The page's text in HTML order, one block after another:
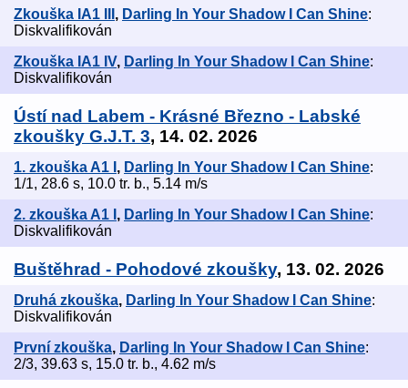
Zkouška IA1 III , Darling In Your Shadow I Can Shine:
Diskvalifikován
Zkouška IA1 IV, Darling In Your Shadow I Can Shine:
Diskvalifikován
Ústí nad Labem - Krásné Březno - Labské
zkoušky G.J.T. 3, 14. 02. 2026
1. zkouška A1 I , Darling In Your Shadow I Can Shine:
1/1, 28.6 s, 10.0 tr. b., 5.14 m/s
2. zkouška A1 I , Darling In Your Shadow I Can Shine:
Diskvalifikován
Buštěhrad - Pohodové zkoušky, 13. 02. 2026
Druhá zkouška, Darling In Your Shadow I Can Shine:
Diskvalifikován
První zkouška, Darling In Your Shadow I Can Shine:
2/3, 39.63 s, 15.0 tr. b., 4.62 m/s